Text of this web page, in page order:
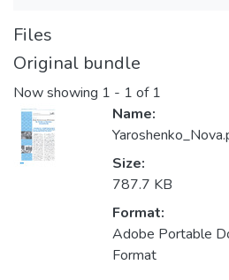
Files
Original bundle
Now showing 1 - 1 of 1
Name:
Size:
787.7 KB
Format:
Adobe Portable
Format